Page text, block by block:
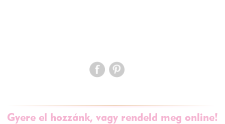
Gyere el hozzánk, vagy rendeld meg online!